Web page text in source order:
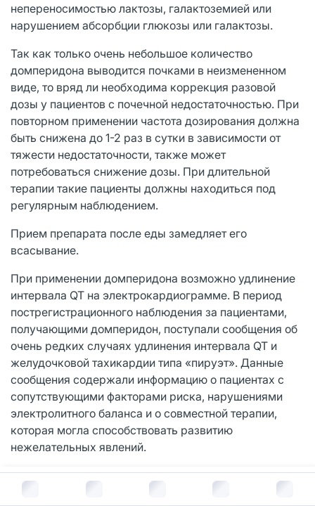
В корзину за руб.
непереносимостью лактозы, галактоземией или
нарушением абсорбции глюкозы или галактозы.
Так как только очень небольшое количество
домперидона выводится почками в неизмененном
виде, то вряд ли необходима коррекция разовой
дозы у пациентов с почечной недостаточностью. При
повторном применении частота дозирования должна
быть снижена до 1-2 раз в сутки в зависимости от
тяжести недостаточности, также может
потребоваться снижение дозы. При длительной
терапии такие пациенты должны находиться под
регулярным наблюдением.
Прием препарата после еды замедляет его
всасывание.
При применении домперидона возможно удлинение
интервала QT на электрокардиограмме. В период
пострегистрационного наблюдения за пациентами,
получающими домперидон, поступали сообщения об
очень редких случаях удлинения интервала QT и
желудочковой тахикардии типа «пируэт». Данные
сообщения содержали информацию о пациентах с
сопутствующими факторами риска, нарушениями
электролитного баланса и о совместной терапии,
которая могла способствовать развитию
нежелательных явлений.
Эпидемиологические исследования
продемонстрировали, что применение домперидона